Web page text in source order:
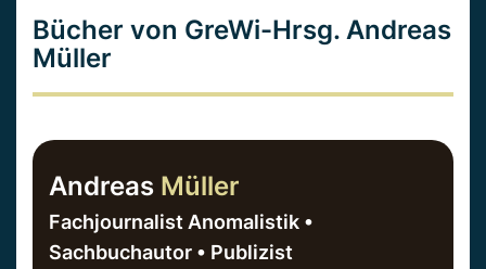
Bücher von GreWi-Hrsg. Andreas
Müller
Andreas Müller
Fachjournalist Anomalistik •
Sachbuchautor • Publizist